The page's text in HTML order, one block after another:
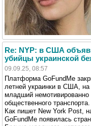
Re: NYP: в США
убийцы украинской
09.09.25, 08:57
Платформа GoFundMe
летней украинки в США,
младший
общественного транспорта.
Как пишет New York Post,
GoFundMe появилась